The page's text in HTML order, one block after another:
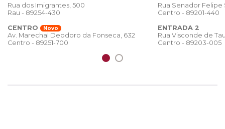
Rua dos Imigrantes, 500
Rau - 89254-430
CENTRO
Novo
Av. Marechal Deodoro da Fonseca, 632
Centro - 89251-700
Rua Senador
Centro - 89201-440
ENTRADA 2
Rua Visconde de
Centro - 89203-005